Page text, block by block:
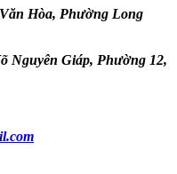
Hòa, Phường Long
Nguyên Giáp, Phường 12,